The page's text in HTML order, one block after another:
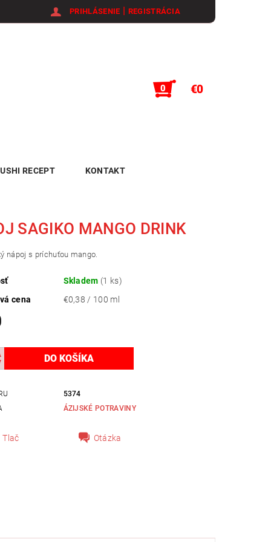
PRIHLÁSENIE | REGISTRÁCIA
0 €0
RECEPT KONTAKT
SAGIKO MANGO DRINK
nápoj s príchuťou mango.
Skladem (1 ks)
cena
€0,38 / 100 ml
5374
ÁZIJSKÉ POTRAVINY
Tlač Otázka